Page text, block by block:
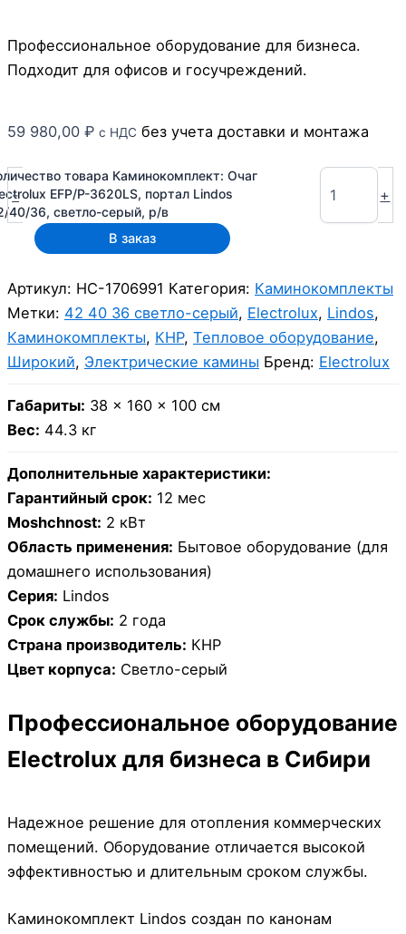
Профессиональное оборудование для бизнеса.
Подходит для офисов и госучреждений.
59 980,00 ₽ с НДС без учета доставки и монтажа
-
товара Каминокомплект: Очаг
EFP/P-3620LS, портал Lindos
40/36, светло-серый, р/в
+
В заказ
Артикул: НС-1706991 Категория: Каминокомплекты
Метки: 42 40 36 светло-серый, Electrolux, Lindos,
Каминокомплекты, КНР, Тепловое оборудование,
Широкий, Электрические камины Бренд: Electrolux
Габариты: 38 × 160 × 100 см
Вес: 44.3 кг
Дополнительные характеристики:
Гарантийный срок: 12 мес
Moshchnost: 2 кВт
Область применения: Бытовое оборудование (для
домашнего использования)
Серия: Lindos
Срок службы: 2 года
Страна производитель: КНР
Цвет корпуса: Cветло-серый
Профессиональное оборудование
Electrolux для бизнеса в Сибири
Надежное решение для отопления коммерческих
помещений. Оборудование отличается высокой
эффективностью и длительным сроком службы.
Каминокомплект Lindos создан по канонам